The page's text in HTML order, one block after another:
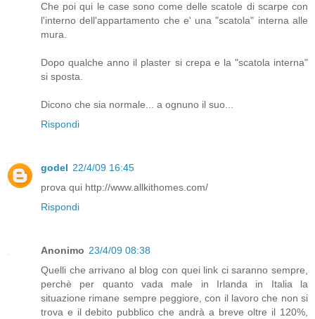
Che poi qui le case sono come delle scatole di scarpe con
l'interno dell'appartamento che e' una "scatola" interna alle
mura.
Dopo qualche anno il plaster si crepa e la "scatola interna"
si sposta.
Dicono che sia normale... a ognuno il suo...
Rispondi
godel 22/4/09 16:45
prova qui http://www.allkithomes.com/
Rispondi
Anonimo 23/4/09 08:38
Quelli che arrivano al blog con quei link ci saranno sempre,
perchè per quanto vada male in Irlanda in Italia la
situazione rimane sempre peggiore, con il lavoro che non si
trova e il debito pubblico che andrà a breve oltre il 120%,